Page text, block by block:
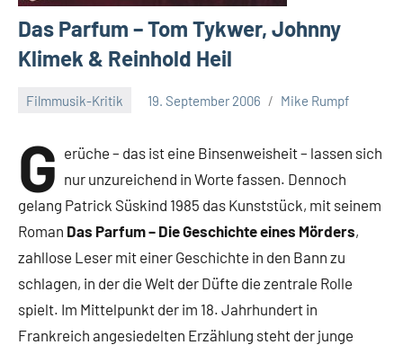
Das Parfum – Tom Tykwer, Johnny
Klimek & Reinhold Heil
Filmmusik-Kritik 19. September 2006 Mike Rumpf
G erüche – das ist eine Binsenweisheit – lassen sich
nur unzureichend in Worte fassen. Dennoch
gelang Patrick Süskind 1985 das Kunststück, mit seinem
Roman Das Parfum – Die Geschichte eines Mörders,
zahllose Leser mit einer Geschichte in den Bann zu
schlagen, in der die Welt der Düfte die zentrale Rolle
spielt. Im Mittelpunkt der im 18. Jahrhundert in
Frankreich angesiedelten Erzählung steht der junge